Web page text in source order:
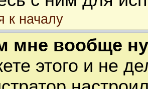
к началу
мне вообще
этого и не